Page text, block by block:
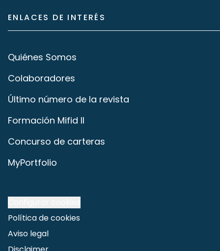
ENLACES DE INTERÉS
Quiénes Somos
Colaboradores
Último número de la revista
Formación Mifid II
Concurso de carteras
MyPortfolio
Política de cookies
Aviso legal